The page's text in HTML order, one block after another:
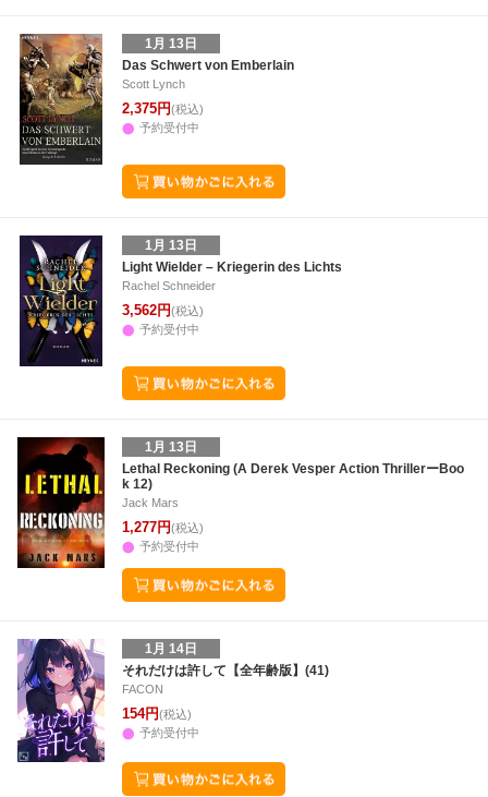
1月 13日
Das Schwert von Emberlain
Scott Lynch
2,375円(税込)
予約受付中
1月 13日
Light Wielder – Kriegerin des Lichts
Rachel Schneider
3,562円(税込)
予約受付中
1月 13日
Lethal Reckoning (A Derek Vesper Action ThrillerーBoo
k 12)
Jack Mars
1,277円(税込)
予約受付中
1月 14日
それだけは許して【全年齢版】(41)
FACON
154円(税込)
予約受付中